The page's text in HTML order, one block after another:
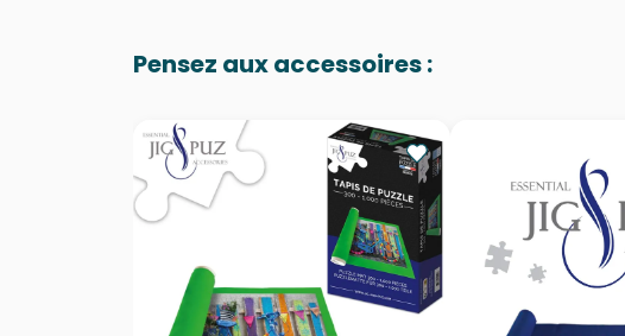
Pensez aux accessoires :